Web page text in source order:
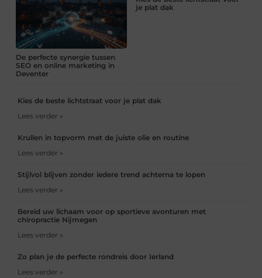
De perfecte synergie tussen
SEO en online marketing in
Deventer
je plat dak
Kies de beste lichtstraat voor je plat dak
Lees verder »
Krullen in topvorm met de juiste olie en routine
Lees verder »
Stijlvol blijven zonder iedere trend achterna te lopen
Lees verder »
Bereid uw lichaam voor op sportieve avonturen met
chiropractie Nijmegen
Lees verder »
Zo plan je de perfecte rondreis door Ierland
Lees verder »